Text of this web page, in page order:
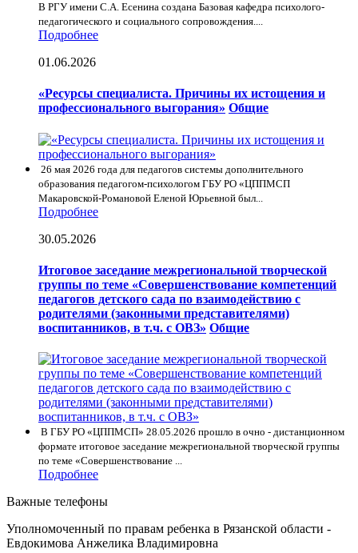
В РГУ имени С.А. Есенина создана Базовая кафедра психолого-
педагогического и социального сопровождения....
Подробнее
01.06.2026
«Ресурсы специалиста. Причины их истощения и
профессионального выгорания» Общие
26 мая 2026 года для педагогов системы дополнительного
образования педагогом-психологом ГБУ РО «ЦППМСП
Макаровской-Романовой Еленой Юрьевной был...
Подробнее
30.05.2026
Итоговое заседание межрегиональной творческой
группы по теме «Совершенствование компетенций
педагогов детского сада по взаимодействию с
родителями (законными представителями)
воспитанников, в т.ч. с ОВЗ» Общие
В ГБУ РО «ЦППМСП» 28.05.2026 прошло в очно - дистанционном
формате итоговое заседание межрегиональной творческой группы
по теме «Совершенствование ...
Подробнее
Важные телефоны
Уполномоченный по правам ребенка в Рязанской области -
Евдокимова Анжелика Владимировна